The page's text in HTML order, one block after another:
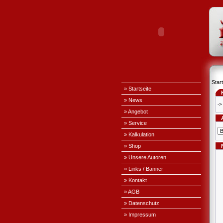
» Startseite
» News
» Angebot
» Service
» Kalkulation
» Shop
» Unsere Autoren
» Links / Banner
» Kontakt
» AGB
» Datenschutz
» Impressum
->